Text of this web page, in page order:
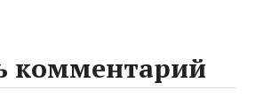
комментарий